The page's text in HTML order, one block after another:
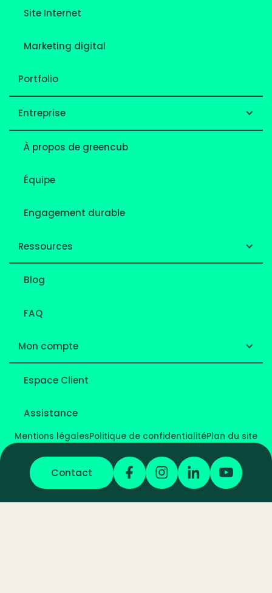
Site Internet
Marketing digital
Portfolio
Entreprise
À propos de greencub
Équipe
Engagement durable
Ressources
Blog
FAQ
Mon compte
Espace Client
Assistance
Mentions légalesPolitique de confidentialitéPlan du site
Contact